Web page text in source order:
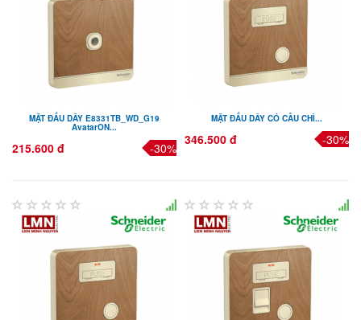
MẶT ĐẤU DÂY E8331TB_WD_G19
AvatarON...
215.600 đ -30%
MẶT ĐẤU DÂY CÓ CẦU CHÌ...
346.500 đ -30%